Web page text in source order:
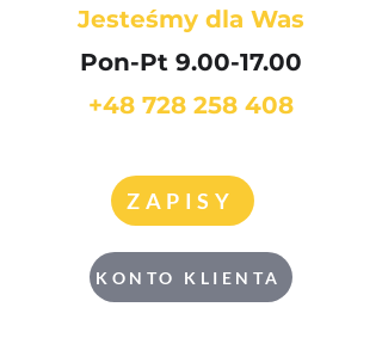
Jesteśmy dla Was
Pon-Pt 9.00-17.00
+48 728 258 408
KONTO KLIENTA
ZAPISY